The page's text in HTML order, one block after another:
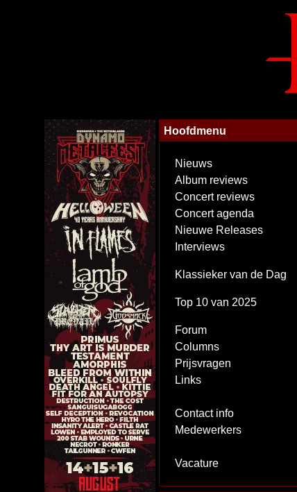
Hoofdmenu
Nieuws
Album reviews
Concert reviews
Concert agenda
Nieuwe Releases
Interviews
Klassieker van de Dag
Top 10 van 2025
Forum
Columns
Prijsvragen
Links
Contact info
Medewerkers
Vacature